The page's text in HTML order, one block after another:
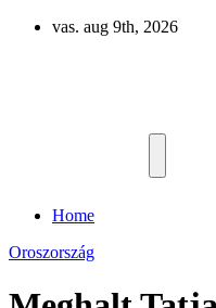
Skip
vas. aug 9th, 2026
Home
Oroszország